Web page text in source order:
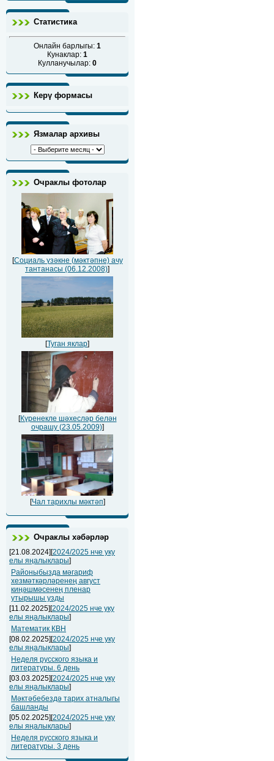
Статистика
Онлайн барлыгы: 1
Кунаклар: 1
Кулланучылар: 0
Керү формасы
Язмалар архивы
Очраклы фотолар
[Социаль үзәкне (мәктәпне) ачу
тантанасы (06.12.2008)]
[Туган яклар]
[Күренекле шәхесләр белән
очрашу (23.05.2009)]
[Чал тарихлы мәктәп]
Очраклы хәбәрләр
[21.08.2024][2024/2025 нче уку
елы яңалыклары]
Районыбызда мәгариф
хезмәткәрләренең август
киңәшмәсенең пленар
утырышы узды
[11.02.2025][2024/2025 нче уку
елы яңалыклары]
Математик КВН
[08.02.2025][2024/2025 нче уку
елы яңалыклары]
Неделя русского языка и
литературы. 6 день
[03.03.2025][2024/2025 нче уку
елы яңалыклары]
Мәктәбебездә тарих атналыгы
башланды
[05.02.2025][2024/2025 нче уку
елы яңалыклары]
Неделя русского языка и
литературы. 3 день